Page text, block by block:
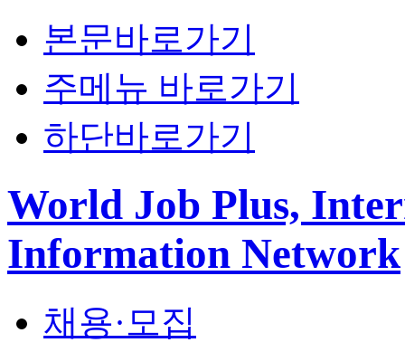
본문바로가기
주메뉴 바로가기
하단바로가기
World Job Plus,
Information Network
채용·모집